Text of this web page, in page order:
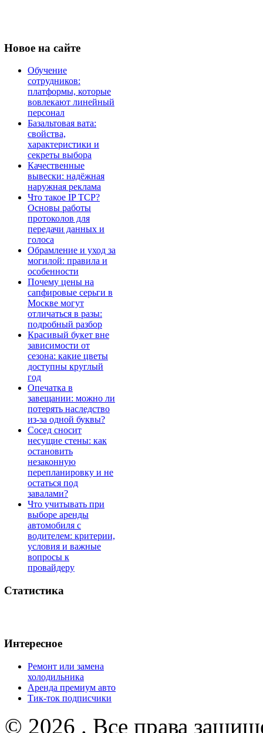
Новое на сайте
Обучение
сотрудников:
платформы, которые
вовлекают линейный
персонал
Базальтовая вата:
свойства,
характеристики и
секреты выбора
Качественные
вывески: надёжная
наружная реклама
Что такое IP TCP?
Основы работы
протоколов для
передачи данных и
голоса
Обрамление и уход за
могилой: правила и
особенности
Почему цены на
сапфировые серьги в
Москве могут
отличаться в разы:
подробный разбор
Красивый букет вне
зависимости от
сезона: какие цветы
доступны круглый
год
Опечатка в
завещании: можно ли
потерять наследство
из-за одной буквы?
Сосед сносит
несущие стены: как
остановить
незаконную
перепланировку и не
остаться под
завалами?
Что учитывать при
выборе аренды
автомобиля с
водителем: критерии,
условия и важные
вопросы к
провайдеру
Статистика
Интересное
Ремонт или замена
холодильника
Аренда премиум авто
Тик-ток подписчики
© 2026 . Все права